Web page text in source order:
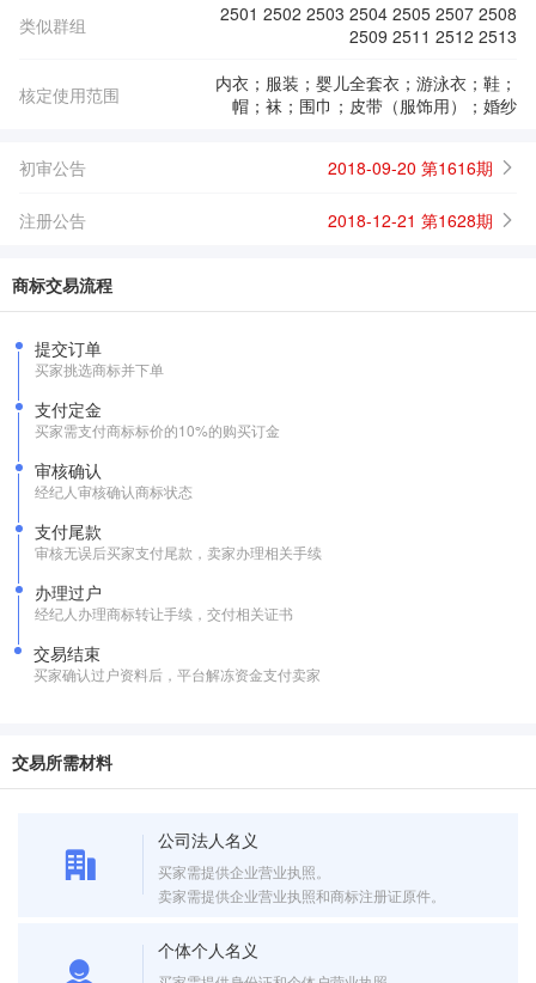
类似群组
2501 2502 2503 2504 2505 2507 2508
2509 2511 2512 2513
核定使用范围
内衣；服装；婴儿全套衣；游泳衣；鞋；
帽；袜；围巾；皮带（服饰用）；婚纱
初审公告 2018-09-20 第1616期
注册公告 2018-12-21 第1628期
商标交易流程
提交订单
买家挑选商标并下单
支付定金
买家需支付商标标价的10%的购买订金
审核确认
经纪人审核确认商标状态
支付尾款
审核无误后买家支付尾款，卖家办理相关手续
办理过户
经纪人办理商标转让手续，交付相关证书
交易结束
买家确认过户资料后，平台解冻资金支付卖家
交易所需材料
公司法人名义
买家需提供企业营业执照。
卖家需提供企业营业执照和商标注册证原件。
个体个人名义